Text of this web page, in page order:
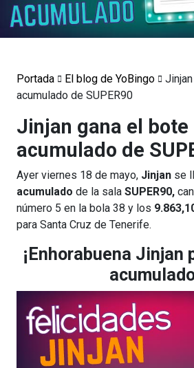
Portada El blog de YoBingo
acumulado de SUPER90
Jinjan gana el bote
acumulado de
Ayer viernes 18 de mayo, Jinjan se
acumulado de la sala SUPER90,
número 5 en la bola 38 y los
para Santa Cruz de Tenerife.
¡Enhorabuena Jinjan